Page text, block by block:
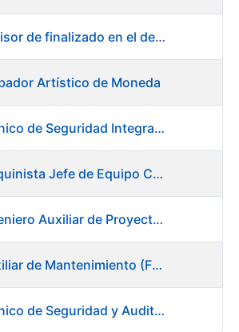
OE 03/21 - Revisor de finalizado en el departamento Fábrica de Papel - Burgos
Artístico de Moneda
OE 13/21 - Técnico de Seguridad Integral (Centro de Trabajo de Burgos)
OE 04/21 - Maquinista Jefe de Equipo Corte y Enfajado
OE 15/22 - Ingeniero Auxiliar de Proyectos - DIT
OE 09/21 - Auxiliar de Mantenimiento (Fábrica de Papel)
OE 13/19 - Técnico de Seguridad y Auditoría Informática. Dirección de Sistemas de Información